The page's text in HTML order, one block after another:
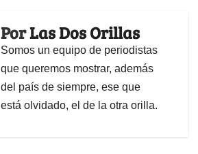
PorLas Dos Orillas
Somos un equipo de periodistas
que queremos mostrar, además
del país de siempre, ese que
está olvidado, el de la otra orilla.